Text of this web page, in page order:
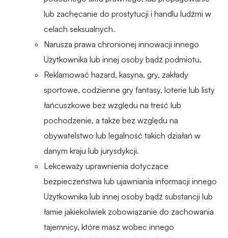
lub zachęcanie do prostytucji i handlu ludźmi w
celach seksualnych.
Narusza prawa chronionej innowacji innego
Użytkownika lub innej osoby bądź podmiotu.
Reklamować hazard, kasyna, gry, zakłady
sportowe, codzienne gry fantasy, loterie lub listy
łańcuszkowe bez względu na treść lub
pochodzenie, a także bez względu na
obywatelstwo lub legalność takich działań w
danym kraju lub jurysdykcji.
Lekceważy uprawnienia dotyczące
bezpieczeństwa lub ujawniania informacji innego
Użytkownika lub innej osoby bądź substancji lub
łamie jakiekolwiek zobowiązanie do zachowania
tajemnicy, które masz wobec innego